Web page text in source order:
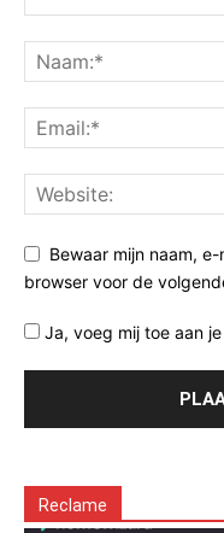
Bewaar mijn naam,
browser voor de
Ja, voeg mij toe aan
Reclame